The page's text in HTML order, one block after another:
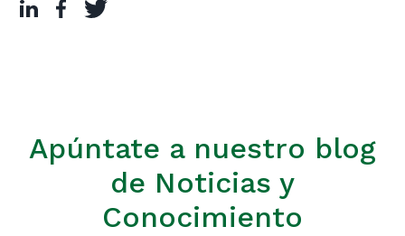
Apúntate a nuestro blog
de Noticias y
Conocimiento